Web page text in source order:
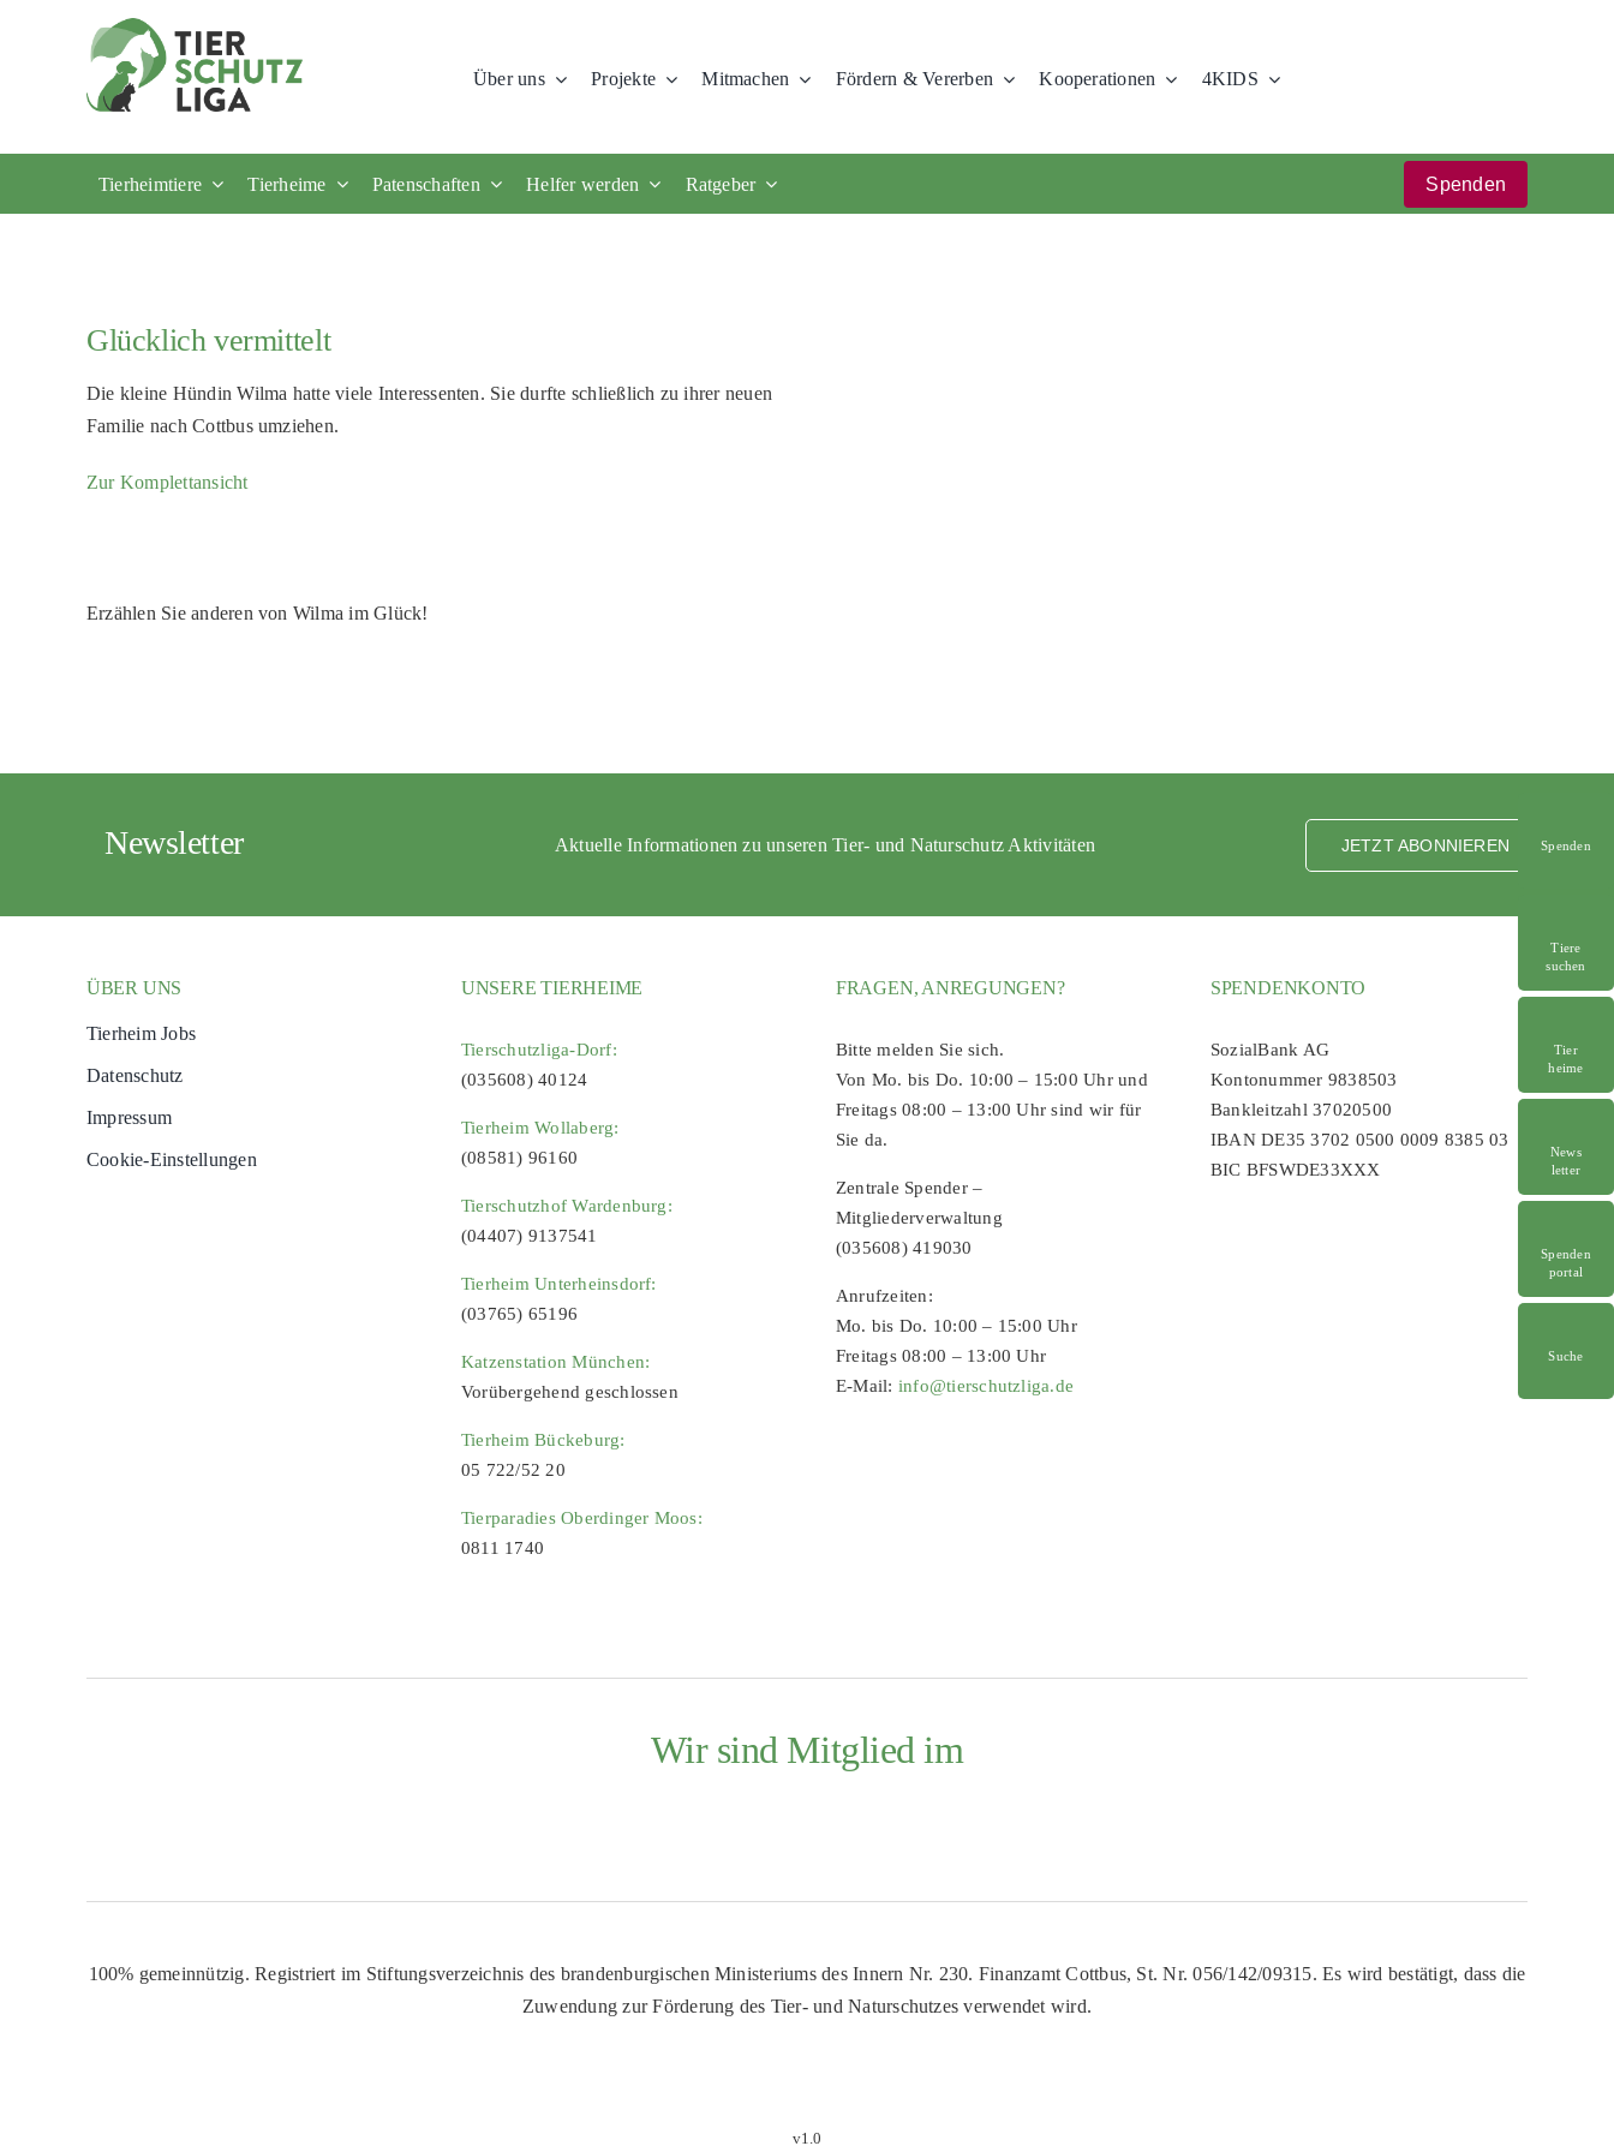
Über uns Projekte Mitmachen Fördern & Vererben Kooperationen 4KIDS
Tierheimtiere Tierheime Patenschaften Helfer werden Ratgeber Spenden
Spenden
Tiere
suchen
Tier
heime
News
letter
Spenden
portal
Suche
Glücklich vermittelt
Die kleine Hündin Wilma hatte viele Interessenten. Sie durfte schließlich zu ihrer neuen
Familie nach Cottbus umziehen.
Zur Komplettansicht
Erzählen Sie anderen von Wilma im Glück!
Newsletter Aktuelle Informationen zu unseren Tier- und Naturschutz Aktivitäten JETZT ABONNIEREN
ÜBER UNS
Tierheim Jobs
Datenschutz
Impressum
Cookie-Einstellungen
UNSERE TIERHEIME
Tierschutzliga-Dorf:
(035608) 40124
Tierheim Wollaberg:
(08581) 96160
Tierschutzhof Wardenburg:
(04407) 9137541
Tierheim Unterheinsdorf:
(03765) 65196
Katzenstation München:
Vorübergehend geschlossen
Tierheim Bückeburg:
05 722/52 20
Tierparadies Oberdinger Moos:
0811 1740
FRAGEN, ANREGUNGEN?
Bitte melden Sie sich.
Von Mo. bis Do. 10:00 – 15:00 Uhr und
Freitags 08:00 – 13:00 Uhr sind wir für
Sie da.
Zentrale Spender –
Mitgliederverwaltung
(035608) 419030
Anrufzeiten:
Mo. bis Do. 10:00 – 15:00 Uhr
Freitags 08:00 – 13:00 Uhr
E-Mail: info@tierschutzliga.de
SPENDENKONTO
SozialBank AG
Kontonummer 9838503
Bankleitzahl 37020500
IBAN DE35 3702 0500 0009 8385 03
BIC BFSWDE33XXX
Wir sind Mitglied im
100% gemeinnützig. Registriert im Stiftungsverzeichnis des brandenburgischen Ministeriums des Innern Nr. 230. Finanzamt Cottbus, St. Nr. 056/142/09315. Es wird bestätigt, dass die
Zuwendung zur Förderung des Tier- und Naturschutzes verwendet wird.
v1.0